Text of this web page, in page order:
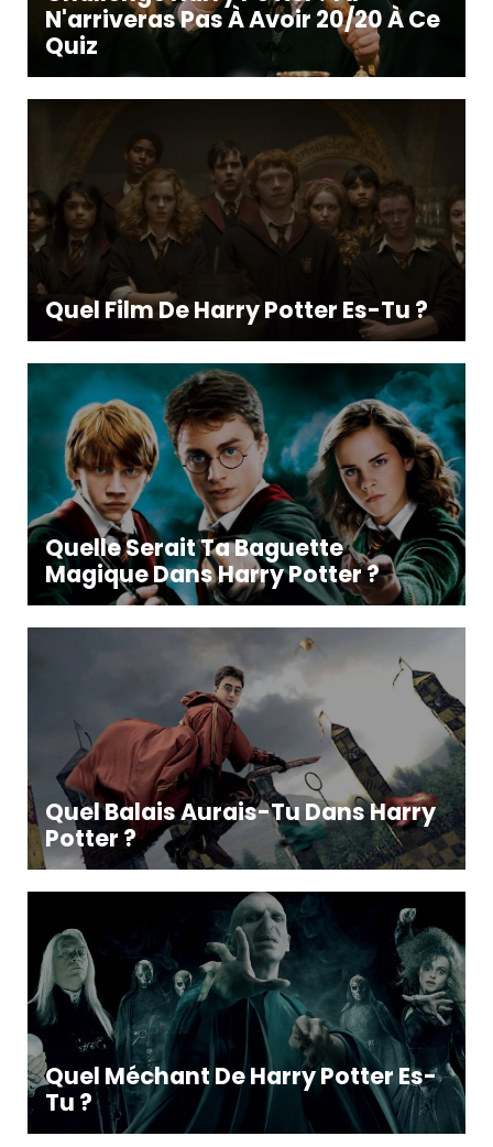
N'arriveras Pas À Avoir 20/20 À Ce
Quiz
Quel Film De Harry Potter Es-Tu ?
Quelle Serait Ta Baguette
Magique Dans Harry Potter ?
Quel Balais Aurais-Tu Dans Harry
Potter ?
Quel Méchant De Harry Potter Es-
Tu ?